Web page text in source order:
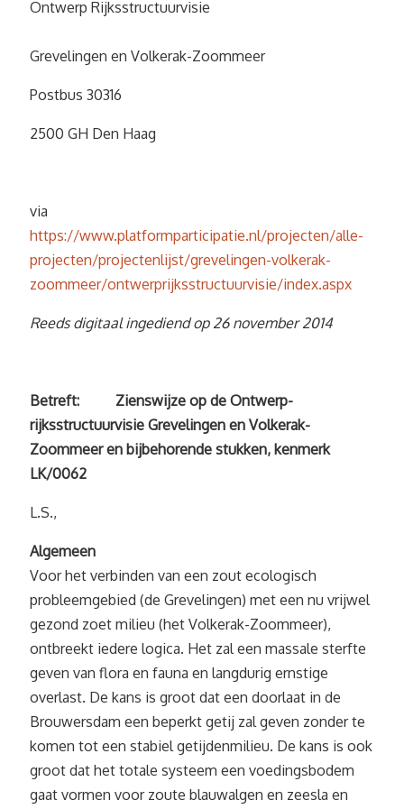
Ontwerp Rijksstructuurvisie
Grevelingen en Volkerak-Zoommeer
Postbus 30316
2500 GH Den Haag
via
https://www.platformparticipatie.nl/projecten/alle-
projecten/projectenlijst/grevelingen-volkerak-
zoommeer/ontwerprijksstructuurvisie/index.aspx
Reeds digitaal ingediend op 26 november 2014
Betreft: Zienswijze op de Ontwerp-
rijksstructuurvisie Grevelingen en Volkerak-
Zoommeer en bijbehorende stukken, kenmerk
LK/0062
L.S.,
Algemeen
Voor het verbinden van een zout ecologisch
probleemgebied (de Grevelingen) met een nu vrijwel
gezond zoet milieu (het Volkerak-Zoommeer),
ontbreekt iedere logica. Het zal een massale sterfte
geven van flora en fauna en langdurig ernstige
overlast. De kans is groot dat een doorlaat in de
Brouwersdam een beperkt getij zal geven zonder te
komen tot een stabiel getijdenmilieu. De kans is ook
groot dat het totale systeem een voedingsbodem
gaat vormen voor zoute blauwalgen en zeesla en